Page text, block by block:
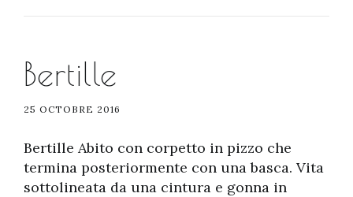
Bertille
25 OCTOBRE 2016
Bertille Abito con corpetto in pizzo che
termina posteriormente con una basca. Vita
sottolineata da una cintura e gonna in